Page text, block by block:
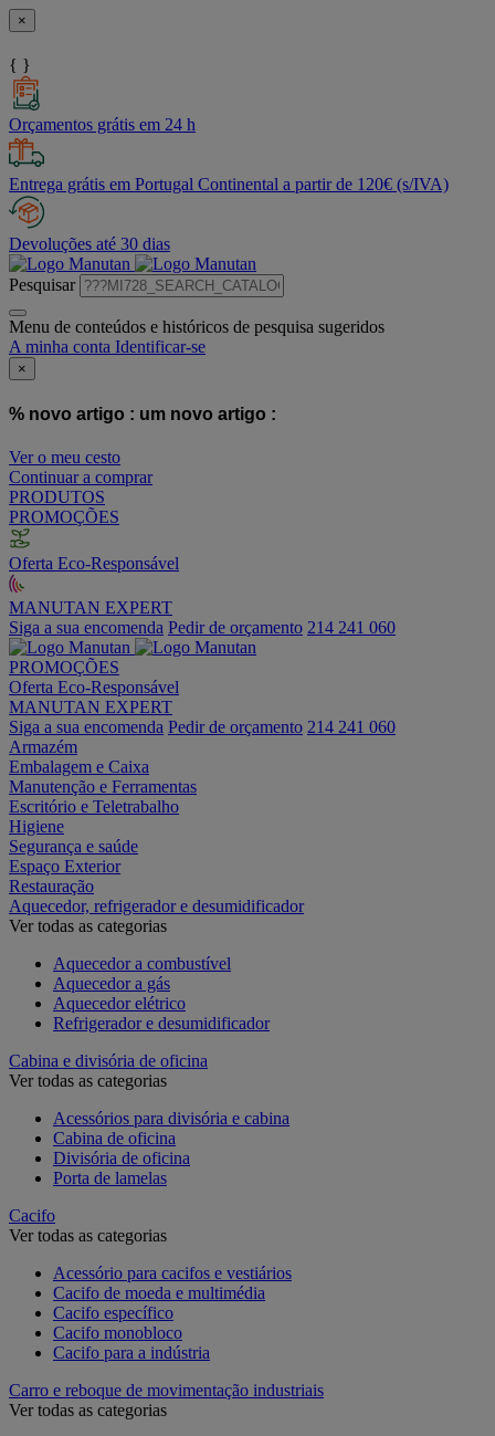
×
{ }
Orçamentos grátis em 24 h
Entrega grátis em Portugal Continental a partir de 120€ (s/IVA)
Devoluções até 30 dias
Pesquisar
Menu de conteúdos e históricos de pesquisa sugeridos
A minha conta Identificar-se
×
% novo artigo : um novo artigo :
Ver o meu cesto
Continuar a comprar
PRODUTOS
PROMOÇÕES
Oferta Eco-Responsável
MANUTAN EXPERT
Siga a sua encomenda Pedir de orçamento 214 241 060
PROMOÇÕES
Oferta Eco-Responsável
MANUTAN EXPERT
Siga a sua encomenda Pedir de orçamento 214 241 060
Armazém
Embalagem e Caixa
Manutenção e Ferramentas
Escritório e Teletrabalho
Higiene
Segurança e saúde
Espaço Exterior
Restauração
Aquecedor, refrigerador e desumidificador
Ver todas as categorias
Aquecedor a combustível
Aquecedor a gás
Aquecedor elétrico
Refrigerador e desumidificador
Cabina e divisória de oficina
Ver todas as categorias
Acessórios para divisória e cabina
Cabina de oficina
Divisória de oficina
Porta de lamelas
Cacifo
Ver todas as categorias
Acessório para cacifos e vestiários
Cacifo de moeda e multimédia
Cacifo específico
Cacifo monobloco
Cacifo para a indústria
Carro e reboque de movimentação industriais
Ver todas as categorias